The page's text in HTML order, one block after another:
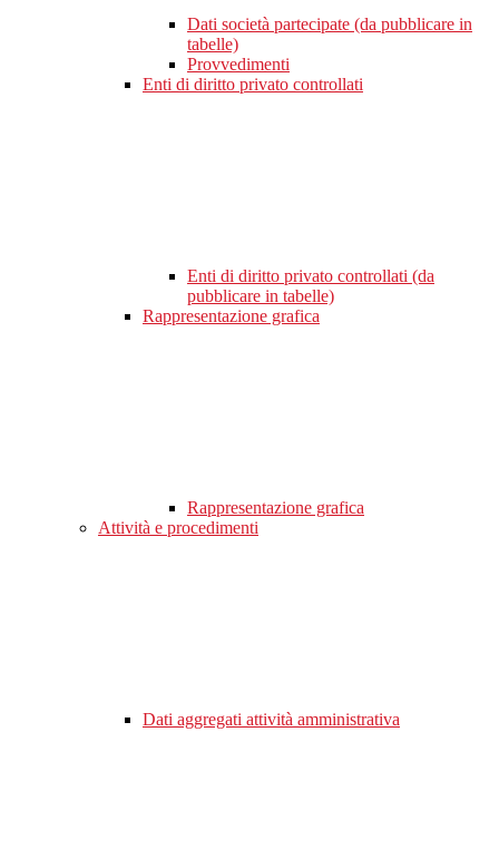
Dati società partecipate (da pubblicare in
tabelle)
Provvedimenti
Enti di diritto privato controllati
Enti di diritto privato controllati (da
pubblicare in tabelle)
Rappresentazione grafica
Rappresentazione grafica
Attività e procedimenti
Dati aggregati attività amministrativa